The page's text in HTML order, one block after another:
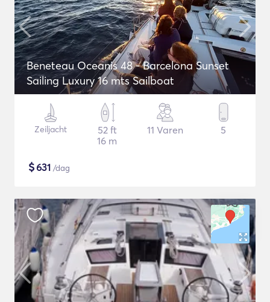
Beneteau Oceanis 48 - Barcelona Sunset
Sailing Luxury 16 mts Sailboat
Zeiljacht
52 ft
16 m
11 Varen 5
$631 /dag